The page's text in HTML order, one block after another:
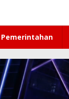
Pemerintahan